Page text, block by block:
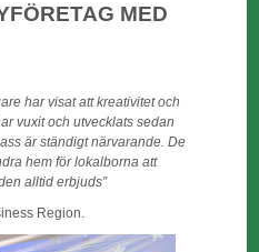
MED
har visat att kreativitet och
vuxit och utvecklats sedan
är ständigt närvarande. De
hem för lokalborna att
alltid erbjuds”
Region.